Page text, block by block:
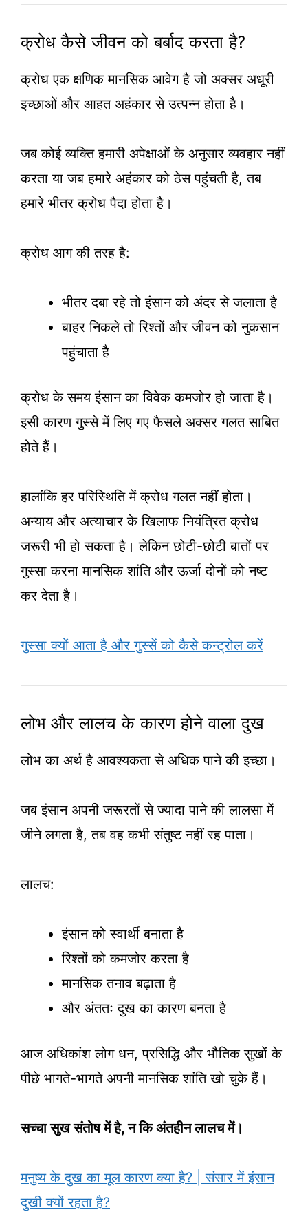
क्रोध कैसे जीवन को बर्बाद करता है?
क्रोध एक क्षणिक मानसिक आवेग है जो अक्सर अधूरी
इच्छाओं और आहत अहंकार से उत्पन्न होता है।
जब कोई व्यक्ति हमारी अपेक्षाओं के अनुसार व्यवहार नहीं
करता या जब हमारे अहंकार को ठेस पहुंचती है, तब
हमारे भीतर क्रोध पैदा होता है।
क्रोध आग की तरह है:
भीतर दबा रहे तो इंसान को अंदर से जलाता है
बाहर निकले तो रिश्तों और जीवन को नुकसान
पहुंचाता है
क्रोध के समय इंसान का विवेक कमजोर हो जाता है।
इसी कारण गुस्से में लिए गए फैसले अक्सर गलत साबित
होते हैं।
हालांकि हर परिस्थिति में क्रोध गलत नहीं होता।
अन्याय और अत्याचार के खिलाफ नियंत्रित क्रोध
जरूरी भी हो सकता है। लेकिन छोटी-छोटी बातों पर
गुस्सा करना मानसिक शांति और ऊर्जा दोनों को नष्ट
कर देता है।
गुस्सा क्यों आता है और गुस्सें को कैसे कन्ट्रोल करें
लोभ और लालच के कारण होने वाला दुख
लोभ का अर्थ है आवश्यकता से अधिक पाने की इच्छा।
जब इंसान अपनी जरूरतों से ज्यादा पाने की लालसा में
जीने लगता है, तब वह कभी संतुष्ट नहीं रह पाता।
लालच:
इंसान को स्वार्थी बनाता है
रिश्तों को कमजोर करता है
मानसिक तनाव बढ़ाता है
और अंततः दुख का कारण बनता है
आज अधिकांश लोग धन, प्रसिद्धि और भौतिक सुखों के
पीछे भागते-भागते अपनी मानसिक शांति खो चुके हैं।
सच्चा सुख संतोष में है, न कि अंतहीन लालच में।
मनुष्य के दुख का मूल कारण क्या है? | संसार में इंसान
दुखी क्यों रहता है?